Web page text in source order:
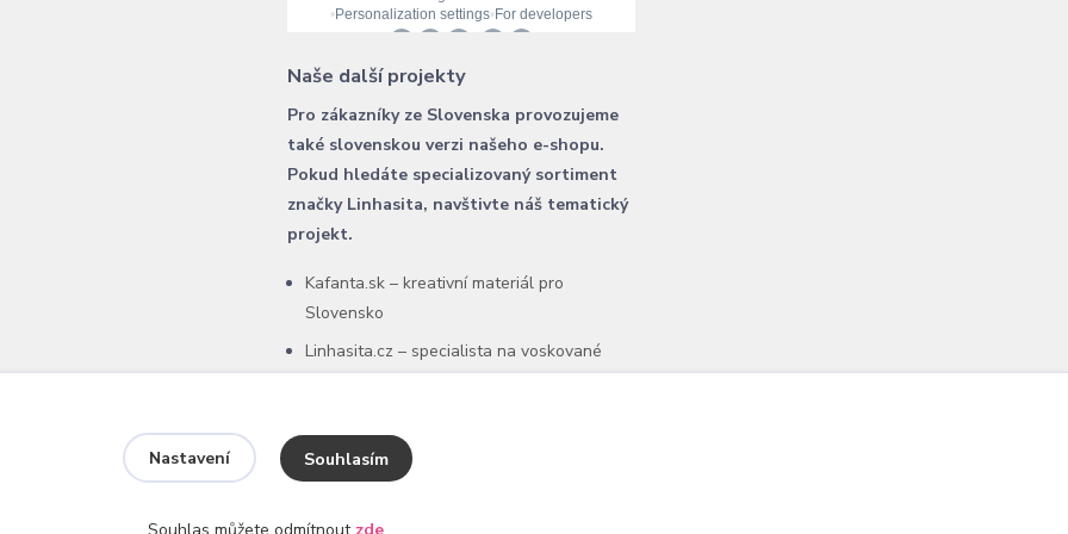
Naše další projekty
Pro zákazníky ze Slovenska provozujeme
také slovenskou verzi našeho e-shopu.
Pokud hledáte specializovaný sortiment
značky Linhasita, navštivte náš tematický
projekt.
Kafanta.sk – kreativní materiál pro
Slovensko
Linhasita.cz – specialista na voskované
šňůry Linhasita
Nastavení Souhlasím